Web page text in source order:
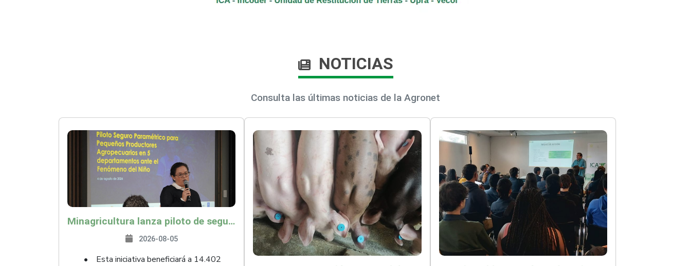
NOTICIAS
Consulta las últimas noticias de la Agronet
Minagricultura lanza piloto de seguro agropecuario por $9.625 millones para proteger a más de 14.000 pequeños productores contra riesgos del Fenómeno de El Niño
2026-08-05
• Esta iniciativa beneficiará a 14.402